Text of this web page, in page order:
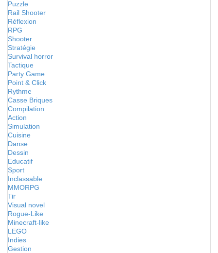
Puzzle
Rail Shooter
Réflexion
RPG
Shooter
Stratégie
Survival horror
Tactique
Party Game
Point & Click
Rythme
Casse Briques
Compilation
Action
Simulation
Cuisine
Danse
Dessin
Educatif
Sport
Inclassable
MMORPG
Tir
Visual novel
Rogue-Like
Minecraft-like
LEGO
Indies
Gestion